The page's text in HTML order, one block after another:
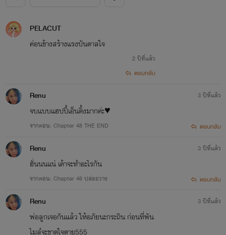
PELACUT
ค่อนข้างสร้างแรงบันดาลใจ
2 ปีที่แล้ว
ตอบกลับ
Renu
จบแบบแฮปปี้เอ็นดิ้งมากค่ะ♥️
จากตอน: Chapter 48 THE END
3 ปีที่แล้ว
ตอบกลับ
Renu
ฮั่นนนแน่ เค้าจะทำอะไรกัน
จากตอน: Chapter 46 ปล่อยวาง
3 ปีที่แล้ว
ตอบกลับ
Renu
พ่อลูกเจอกันแล้ว ให้อภัยนะกระถิน ก่อนที่พัน
ไมล์จะขาดใจตาย555
3 ปีที่แล้ว